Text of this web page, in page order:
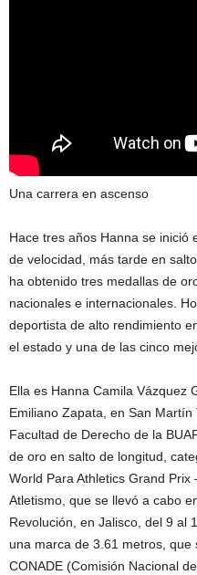
Una carrera en ascenso
Hace tres años Hanna se inició
de velocidad, más tarde en
ha obtenido tres medallas de
nacionales e internacionales.
deportista de alto rendimiento
el estado y una de las cinco
Ella es Hanna Camila Vázquez
Emiliano Zapata, en San
Facultad de Derecho de la
de oro en salto de longitud,
World Para Athletics Grand Prix
Atletismo, que se llevó a cabo
Revolución, en Jalisco, del 9 al
una marca de 3.61 metros,
CONADE (Comisión Nacional